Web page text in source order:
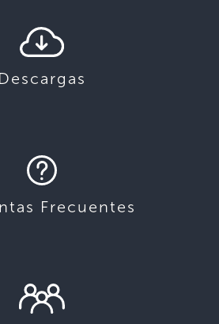
Descargas
Frecuentes